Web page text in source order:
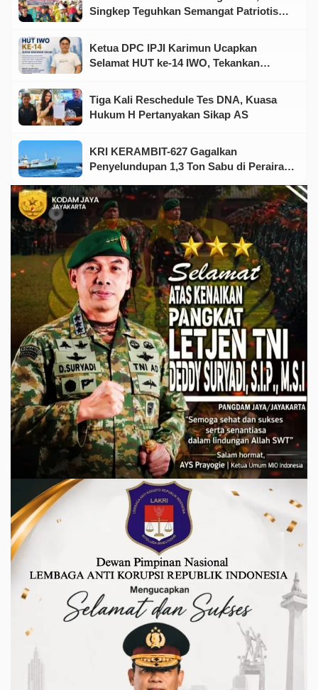
Singkep Teguhkan Semangat Patriotisme
Ketua DPC IPJI Karimun Ucapkan
Selamat HUT ke-14 IWO, Tekankan
Tiga Kali Reschedule Tes DNA, Kuasa
Hukum H Pertanyakan Sikap AS
KRI KERAMBIT-627 Gagalkan
Penyelundupan 1,3 Ton Sabu di Perairan